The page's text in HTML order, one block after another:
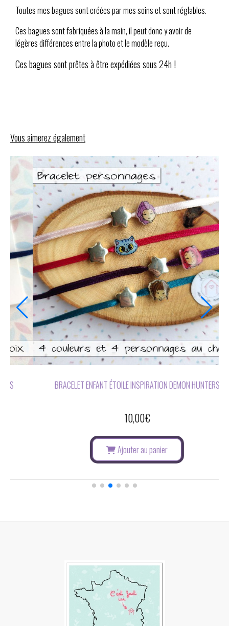
Toutes mes bagues sont créées par mes soins et sont réglables.
Ces bagues sont fabriquées à la main, il peut donc y avoir de
légères différences entre la photo et le modèle reçu.
Ces bagues sont prêtes à être expédiées sous 24h !
Vous aimerez également
BOUCLES D'OREILLES SANS PERÇAGE FEUILLE CORAIL OU
TURQUOISE
12,00€
Ajouter au panier